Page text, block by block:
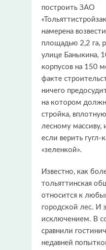
построить ЗАО
намерена
площадью 2,2 га,
улице Баныкина,
корпусов на 150
факте
ничего
на котором
стройка,
лесному массиву,
если верить гугл-
«зеленкой».
Известно, как
тольяттинская
относится к
городской лес. И
исключением. В
сравнили
недавней